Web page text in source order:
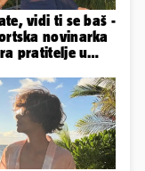
vidi ti se baš -
novinarka
pratitelje u